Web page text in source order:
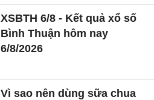
XSBTH 6/8 - Kết quả xổ số
Bình Thuận hôm nay
6/8/2026
Vì sao nên dùng sữa chua